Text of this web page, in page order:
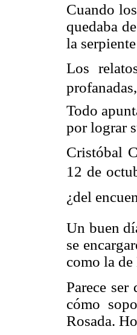
Cuando
quedaba
la
Los
Todo
por lograr
Cristóbal
12 de
¿del
Un buen
se
como la
Parece
cómo
Rosada.